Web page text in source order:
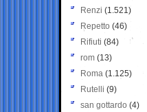
Renzi (1.521)
Repetto (46)
Rifiuti (84)
rom (13)
Roma (1.125)
Rutelli (9)
san gottardo (4)